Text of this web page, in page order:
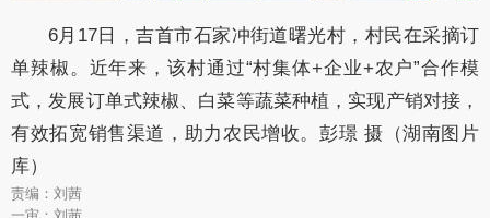
6月17日，吉首市石家冲街道曙光村，村民在采摘订
单辣椒。近年来，该村通过“村集体+企业+农户”合作模
式，发展订单式辣椒、白菜等蔬菜种植，实现产销对接，
有效拓宽销售渠道，助力农民增收。彭璟 摄（湖南图片
库）
责编：刘茜